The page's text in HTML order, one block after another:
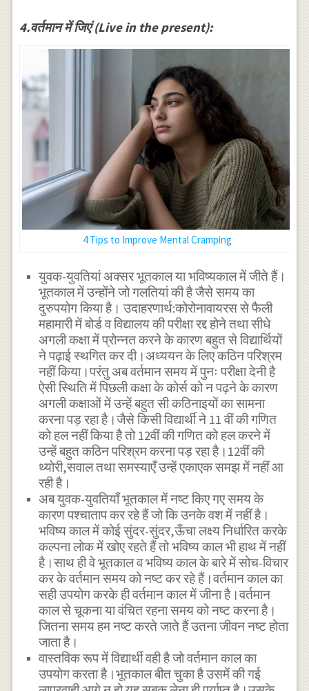
4.वर्तमान में जिएं (Live in the present):
4 Tips to Improve Mental Cramping
युवक-युवतियां अक्सर भूतकाल या भविष्यकाल में जीते हैं।
भूतकाल में उन्होंने जो गलतियां की है जैसे समय का
दुरुपयोग किया है। उदाहरणार्थ:कोरोनावायरस से फैली
महामारी में बोर्ड व विद्यालय की परीक्षा रद्द होने तथा सीधे
अगली कक्षा में प्रोन्नत करने के कारण बहुत से विद्यार्थियों
ने पढ़ाई स्थगित कर दी।अध्ययन के लिए कठिन परिश्रम
नहीं किया।परंतु अब वर्तमान समय में पुनः परीक्षा देनी है
ऐसी स्थिति में पिछली कक्षा के कोर्स को न पढ़ने के कारण
अगली कक्षाओं में उन्हें बहुत सी कठिनाइयों का सामना
करना पड़ रहा है।जैसे किसी विद्यार्थी ने 11 वीं की गणित
को हल नहीं किया है तो 12वीं की गणित को हल करने में
उन्हें बहुत कठिन परिश्रम करना पड़ रहा है।12वीं की
थ्योरी,सवाल तथा समस्याएँ उन्हें एकाएक समझ में नहीं आ
रही है।
अब युवक-युवतियाँ भूतकाल में नष्ट किए गए समय के
कारण पश्चाताप कर रहे हैं जो कि उनके वश में नहीं है।
भविष्य काल में कोई सुंदर-सुंदर,ऊँचा लक्ष्य निर्धारित करके
कल्पना लोक में खोए रहते हैं तो भविष्य काल भी हाथ में नहीं
है।साथ ही वे भूतकाल व भविष्य काल के बारे में सोच-विचार
कर के वर्तमान समय को नष्ट कर रहे हैं।वर्तमान काल का
सही उपयोग करके ही वर्तमान काल में जीना है।वर्तमान
काल से चूकना या वंचित रहना समय को नष्ट करना है।
जितना समय हम नष्ट करते जाते हैं उतना जीवन नष्ट होता
जाता है।
वास्तविक रूप में विद्यार्थी वही है जो वर्तमान काल का
उपयोग करता है।भूतकाल बीत चुका है उसमें की गई